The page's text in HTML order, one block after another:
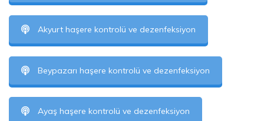
Akyurt haşere kontrolü ve dezenfeksiyon
Beypazarı haşere kontrolü ve dezenfeksiyon
Ayaş haşere kontrolü ve dezenfeksiyon